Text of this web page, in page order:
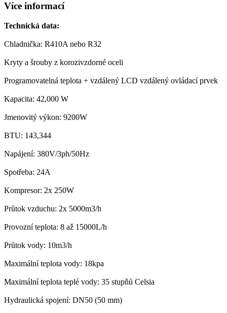
Více informací
Technická data:
Chladnička: R410A nebo R32
Kryty a šrouby z korozivzdorné oceli
Programovatelná teplota + vzdálený LCD vzdálený ovládací prvek
Kapacita: 42,000 W
Jmenovitý výkon: 9200W
BTU: 143,344
Napájení: 380V/3ph/50Hz
Spotřeba: 24A
Kompresor: 2x 250W
Průtok vzduchu: 2x 5000m3/h
Provozní teplota: 8 až 15000L/h
Průtok vody: 10m3/h
Maximální teplota vody: 18kpa
Maximální teplota teplé vody: 35 stupňů Celsia
Hydraulická spojení: DN50 (50 mm)